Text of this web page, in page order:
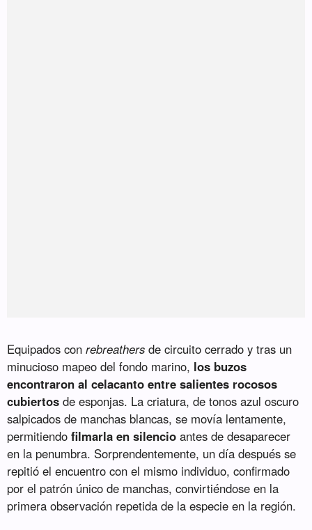
Equipados conrebreathers de circuito cerrado y tras un
minucioso mapeo del fondo marino, los buzos
encontraron al celacanto entre salientes rocosos
cubiertos de esponjas. La criatura, de tonos azul oscuro
salpicados de manchas blancas, se movía lentamente,
permitiendofilmarla en silencio antes de desaparecer
en la penumbra. Sorprendentemente, un día después se
repitió el encuentro con el mismo individuo, confirmado
por el patrón único de manchas, convirtiéndose en la
primera observación repetida de la especie en la región.